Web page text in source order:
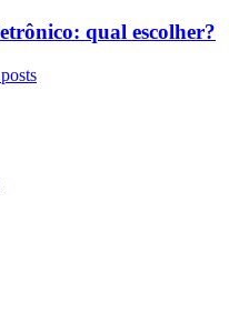
qual escolher?